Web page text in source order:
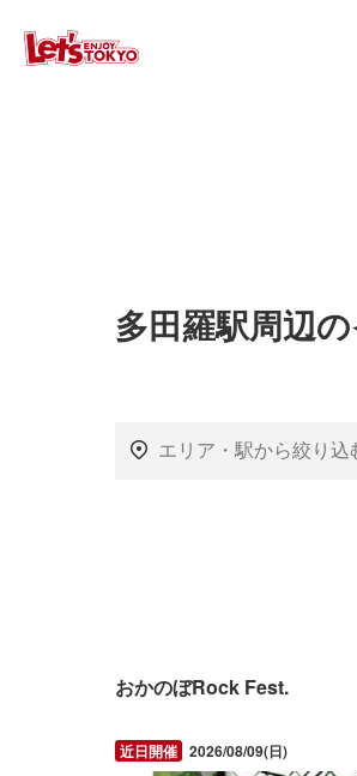
多田羅駅周辺
おかのぼRock Fest.
2026/08/09(日)